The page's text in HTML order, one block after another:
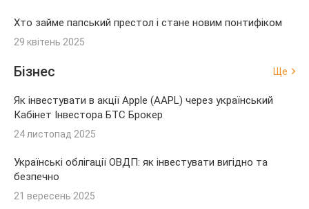
Хто займе папський престол і стане новим понтифіком
29 квітень 2025
Бізнес Ще
Як інвестувати в акції Apple (AAPL) через український
Кабінет Інвестора БТС Брокер
24 листопад 2025
Українські облігації ОВДП: як інвестувати вигідно та
безпечно
21 вересень 2025